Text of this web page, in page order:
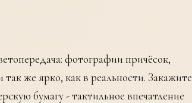
фотографии причёсок,
же ярко, как в реальности. Закажите
бумагу - тактильное впечатление